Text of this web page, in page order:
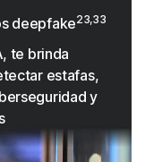
deepfake23,33
te brinda
estafas,
y